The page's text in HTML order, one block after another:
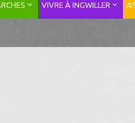
VIVRE À INGWILLER